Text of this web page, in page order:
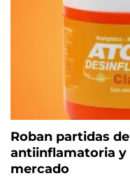
Roban partidas
antiinflamatoria y
mercado